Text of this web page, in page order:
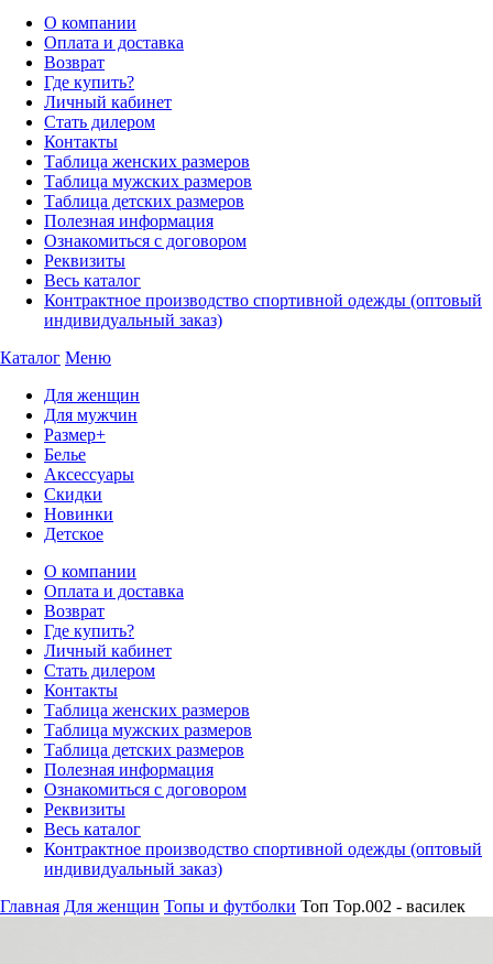
О компании
Оплата и доставка
Возврат
Где купить?
Личный кабинет
Стать дилером
Контакты
Таблица женских размеров
Таблица мужских размеров
Таблица детских размеров
Полезная информация
Ознакомиться с договором
Реквизиты
Весь каталог
Контрактное производство спортивной одежды (оптовый
индивидуальный заказ)
Каталог Меню
Для женщин
Для мужчин
Размер+
Белье
Аксессуары
Скидки
Новинки
Детское
О компании
Оплата и доставка
Возврат
Где купить?
Личный кабинет
Стать дилером
Контакты
Таблица женских размеров
Таблица мужских размеров
Таблица детских размеров
Полезная информация
Ознакомиться с договором
Реквизиты
Весь каталог
Контрактное производство спортивной одежды (оптовый
индивидуальный заказ)
Главная Для женщин Топы и футболки Топ Top.002 - василек